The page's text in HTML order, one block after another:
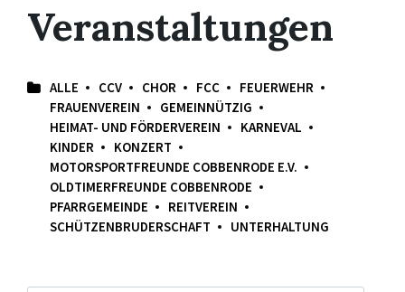
Veranstaltungen
ALLE CCV CHOR FCC
FEUERWEHR
FRAUENVEREIN
GEMEINNÜTZIG
HEIMAT- UND FÖRDERVEREIN
KARNEVAL
KINDER
KONZERT
MOTORSPORTFREUNDE COBBENRODE E.V.
OLDTIMERFREUNDE COBBENRODE
PFARRGEMEINDE
REITVEREIN
SCHÜTZENBRUDERSCHAFT
UNTERHALTUNG